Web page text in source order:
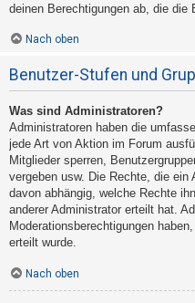
deinen Berechtigungen ab, die die
Nach oben
Benutzer-Stufen und
Was sind Administratoren?
Administratoren haben die
jede Art von Aktion im Forum
Mitglieder sperren,
vergeben usw. Die Rechte, die
davon abhängig, welche Rechte
anderer Administrator erteilt hat.
Moderationsberechtigungen
erteilt wurde.
Nach oben